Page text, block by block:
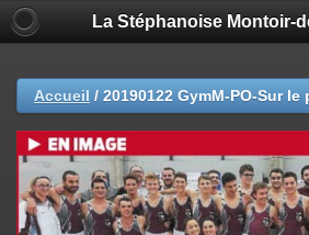
La Stéphanoise Montoir-
Accueil / 20190122 GymM-PO-Sur le